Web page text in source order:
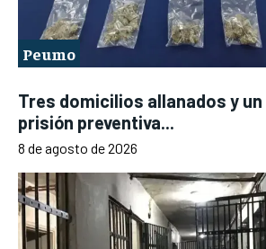
Peumo
Tres domicilios allanados y
prisión preventiva...
8 de agosto de 2026